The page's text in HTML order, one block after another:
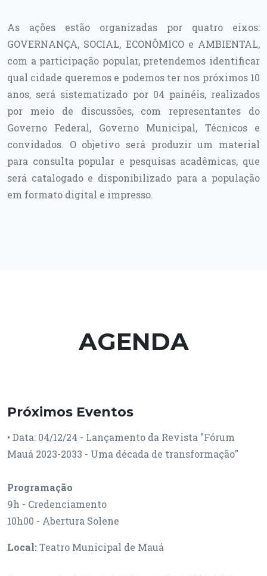
As ações estão organizadas por quatro eixos:
GOVERNANÇA, SOCIAL, ECONÔMICO e AMBIENTAL,
com a participação popular, pretendemos identificar
qual cidade queremos e podemos ter nos próximos 10
anos, será sistematizado por 04 painéis, realizados
por meio de discussões, com representantes do
Governo Federal, Governo Municipal, Técnicos e
convidados. O objetivo será produzir um material
para consulta popular e pesquisas acadêmicas, que
será catalogado e disponibilizado para a população
em formato digital e impresso.
AGENDA
Próximos Eventos
• Data: 04/12/24 - Lançamento da Revista "Fórum
Mauá 2023-2033 - Uma década de transformação"
Programação
9h - Credenciamento
10h00 - Abertura Solene
Local:Teatro Municipal de Mauá